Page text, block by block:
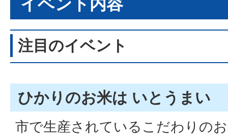
イベント内容
注目のイベント
ひかりのお米は いとうまい
市で生産されているこだわりの